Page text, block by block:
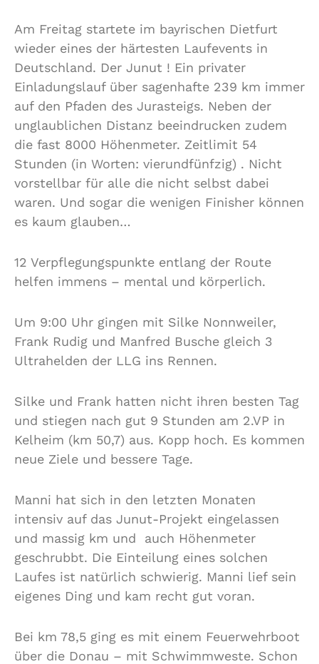
Am Freitag startete im bayrischen Dietfurt
wieder eines der härtesten Laufevents in
Deutschland. Der Junut ! Ein privater
Einladungslauf über sagenhafte 239 km immer
auf den Pfaden des Jurasteigs. Neben der
unglaublichen Distanz beeindrucken zudem
die fast 8000 Höhenmeter. Zeitlimit 54
Stunden (in Worten: vierundfünfzig) . Nicht
vorstellbar für alle die nicht selbst dabei
waren. Und sogar die wenigen Finisher können
es kaum glauben…
12 Verpflegungspunkte entlang der Route
helfen immens – mental und körperlich.
Um 9:00 Uhr gingen mit Silke Nonnweiler,
Frank Rudig und Manfred Busche gleich 3
Ultrahelden der LLG ins Rennen.
Silke und Frank hatten nicht ihren besten Tag
und stiegen nach gut 9 Stunden am 2.VP in
Kelheim (km 50,7) aus. Kopp hoch. Es kommen
neue Ziele und bessere Tage.
Manni hat sich in den letzten Monaten
intensiv auf das Junut-Projekt eingelassen
und massig km und auch Höhenmeter
geschrubbt. Die Einteilung eines solchen
Laufes ist natürlich schwierig. Manni lief sein
eigenes Ding und kam recht gut voran.
Bei km 78,5 ging es mit einem Feuerwehrboot
über die Donau – mit Schwimmweste. Schon